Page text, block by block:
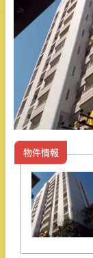
物件情報